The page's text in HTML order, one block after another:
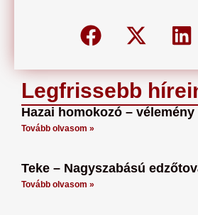
Legfrissebb
Hazai homokozó – vélemény
Tovább olvasom »
Teke – Nagyszabású
Tovább olvasom »